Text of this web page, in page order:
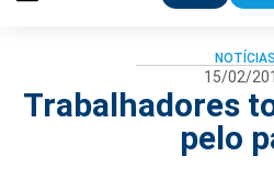
NOTÍCIAS
15/02/
Trabalhadores
pelo